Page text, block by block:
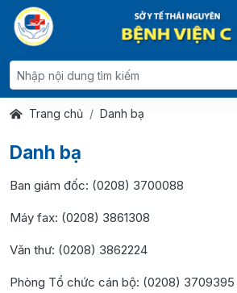
Trang chủ Danh bạ
Danh bạ
Ban giám đốc: (0208) 3700088
Máy fax: (0208) 3861308
Văn thư: (0208) 3862224
Phòng Tổ chức cán bộ: (0208) 3709395